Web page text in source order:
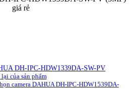
DH-IPC-HDW1339DA-SW-PV
của sản phẩm
camera DAHUA DH-IPC-HDW1539DA-